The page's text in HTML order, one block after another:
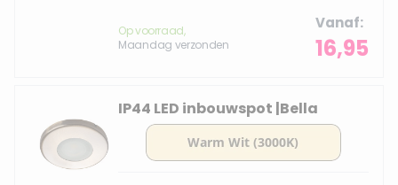
Op voorraad,
Maandag verzonden
Vanaf
16,95
IP44 LED inbouwspot |Bella